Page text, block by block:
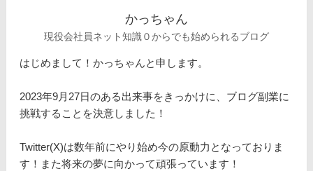
かっちゃん
現役会社員ネット知識０からでも始められるブログ
はじめまして！かっちゃんと申します。
2023年9月27日のある出来事をきっかけに、ブログ副業に
挑戦することを決意しました！
Twitter(X)は数年前にやり始め今の原動力となっておりま
す！また将来の夢に向かって頑張っています！